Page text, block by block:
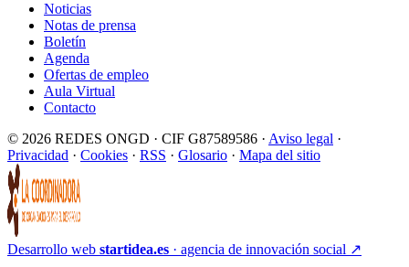
Noticias
Notas de prensa
Boletín
Agenda
Ofertas de empleo
Aula Virtual
Contacto
© 2026 REDES ONGD · CIF G87589586 · Aviso legal ·
Privacidad · Cookies · RSS · Glosario · Mapa del sitio
Desarrollo web startidea.es · agencia de innovación social ↗